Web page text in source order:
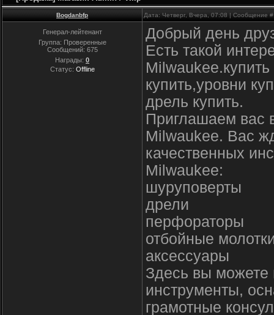
Bogdanbfp Дата: Четверг, Вчера, 07:08 | Сообщение
Генерал-лейтенант
Группа: Проверенные
Сообщений: 675
Награды: 0
Статус: Offline
Добрый день
Есть такой
купить,уровни
дрель купить.
Приглашаем вас
Milwaukee. Вас
качественных
Milwaukee:
шуруповерты
дрели
перфораторы
отбойные
аксессуары
Здесь вы можете
инструменты,
грамотные